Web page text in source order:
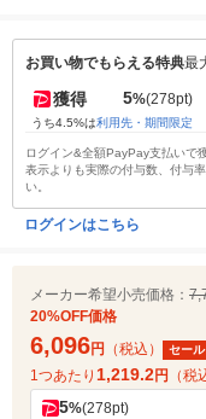
お買い物でもらえる特典最
獲得 5%(278pt)
うち4.5%は利用先・期間限定
ログイン&全額PayPay支払いで
表示よりも実際の付与数、付与
い。
ログインはこちら
メーカー希望小売価格：
20%OFF価格
6,096円 （税込） セール
1つあたり 1,219.2円 （税
5%(278pt)